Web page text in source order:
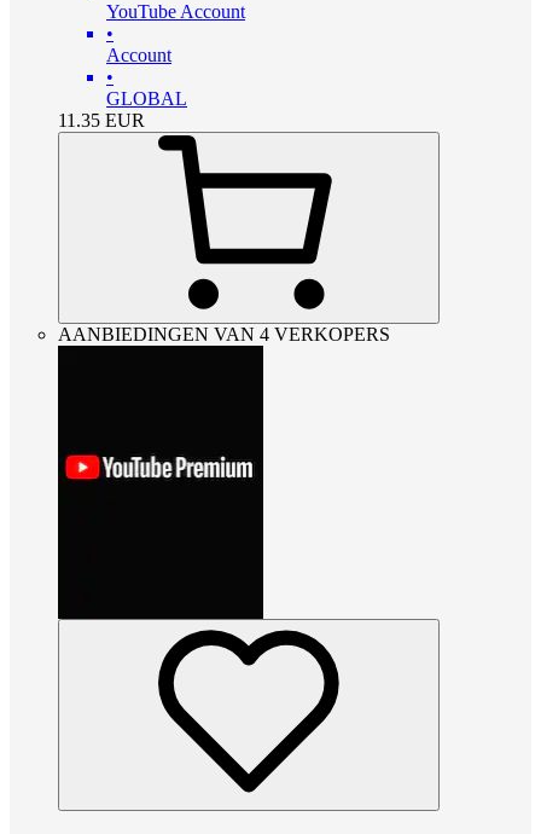
YouTube Account
•
Account
•
GLOBAL
11.35 EUR
AANBIEDINGEN VAN 4 VERKOPERS